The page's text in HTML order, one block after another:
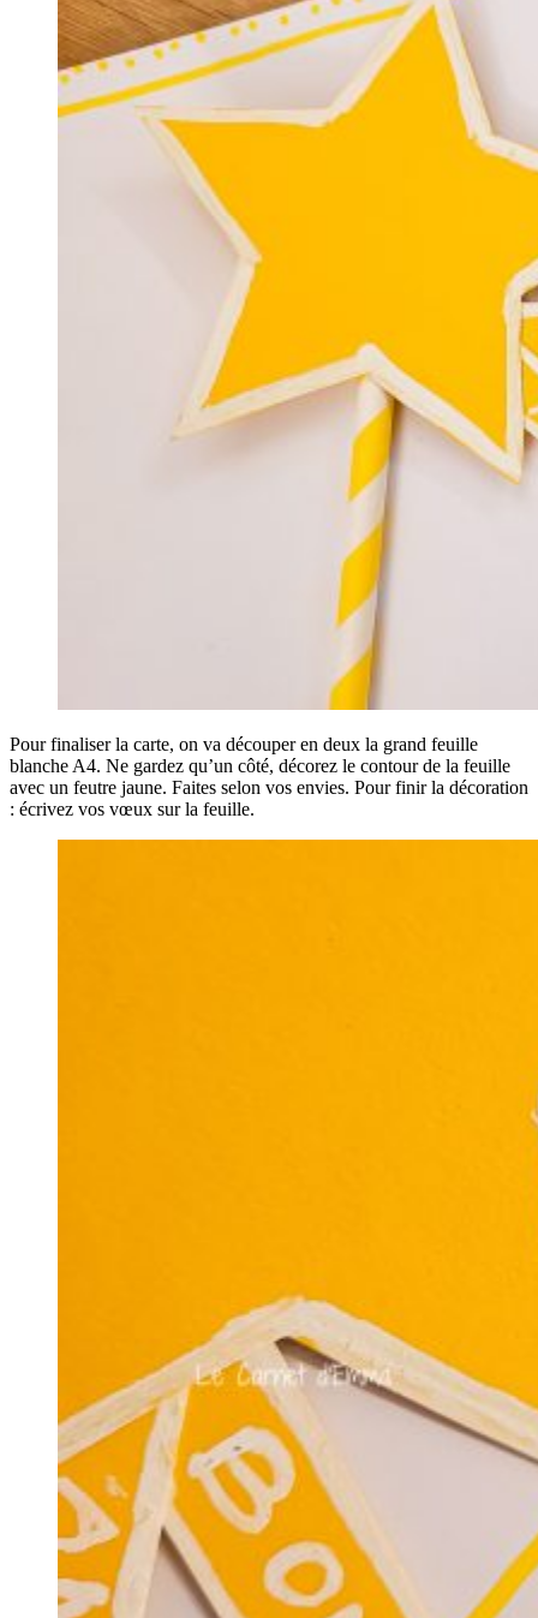
Pour finaliser la carte, on va découper en deux la grand feuille
blanche A4. Ne gardez qu’un côté, décorez le contour de la feuille
avec un feutre jaune. Faites selon vos envies. Pour finir la décoration
: écrivez vos vœux sur la feuille.